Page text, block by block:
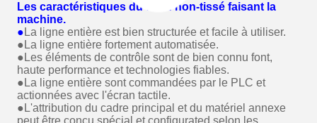
Les caractéristiques du tissu non-tissé faisant la
machine.
● La ligne entière est bien structurée et facile à utiliser.
●La ligne entière fortement automatisée.
●Les éléments de contrôle sont de bien connu font,
haute performance et technologies fiables.
●La ligne entière sont commandées par le PLC et
actionnées avec l'écran tactile.
●L'attribution du cadre principal et du matériel annexe
peut être conçu spécial et configurated selon les